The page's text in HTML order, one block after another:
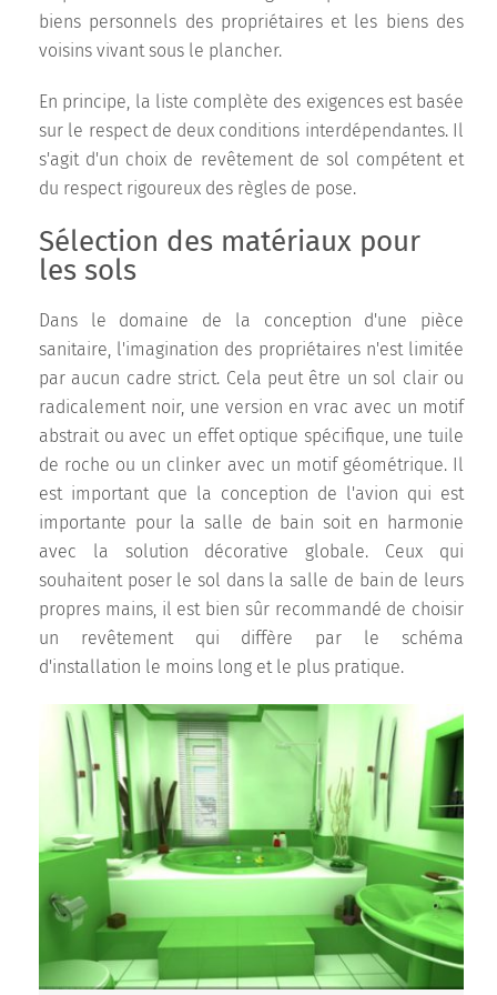
biens personnels des propriétaires et les biens des
voisins vivant sous le plancher.
En principe, la liste complète des exigences est basée
sur le respect de deux conditions interdépendantes. Il
s'agit d'un choix de revêtement de sol compétent et
du respect rigoureux des règles de pose.
Sélection des matériaux pour
les sols
Dans le domaine de la conception d'une pièce
sanitaire, l'imagination des propriétaires n'est limitée
par aucun cadre strict. Cela peut être un sol clair ou
radicalement noir, une version en vrac avec un motif
abstrait ou avec un effet optique spécifique, une tuile
de roche ou un clinker avec un motif géométrique. Il
est important que la conception de l'avion qui est
importante pour la salle de bain soit en harmonie
avec la solution décorative globale. Ceux qui
souhaitent poser le sol dans la salle de bain de leurs
propres mains, il est bien sûr recommandé de choisir
un revêtement qui diffère par le schéma
d'installation le moins long et le plus pratique.